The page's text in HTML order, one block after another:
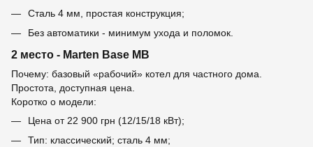
Сталь 4 мм, простая конструкция;
Без автоматики - минимум ухода и поломок.
2 место - Marten Base MB
Почему: базовый «рабочий» котел для частного дома.
Простота, доступная цена.
Коротко о модели:
Цена от 22 900 грн (12/15/18 кВт);
Тип: классический; сталь 4 мм;